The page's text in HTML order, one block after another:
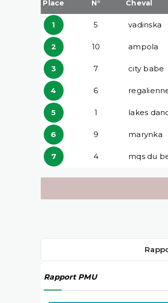
Place N° Cheval
1 5 vadinska
2 10 ampola
3 7 city babe
4 6
5 1 lakes
6 9 marynka
7 4 mqs du
Rapport PMU